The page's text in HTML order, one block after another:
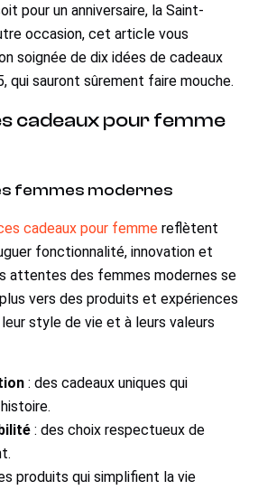
pour un anniversaire, la Saint-
occasion, cet article vous
soignée de dix idées de cadeaux
qui sauront sûrement faire mouche.
cadeaux pour femme
femmes modernes
cadeaux pour femme reflètent
fonctionnalité, innovation et
attentes des femmes modernes se
vers des produits et expériences
style de vie et à leurs valeurs
: des cadeaux uniques qui
: des choix respectueux de
produits qui simplifient la vie